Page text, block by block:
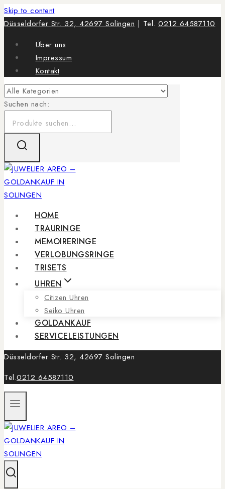
Skip to content
Düsseldorfer Str. 32, 42697 Solingen | Tel. 0212 64587110
Über uns
Impressum
Kontakt
Suchen nach:
HOME
TRAURINGE
MEMOIRERINGE
VERLOBUNGSRINGE
TRISETS
UHREN
Citizen Uhren
Seiko Uhren
GOLDANKAUF
SERVICELEISTUNGEN
Düsseldorfer Str. 32, 42697 Solingen
Tel.0212 64587110